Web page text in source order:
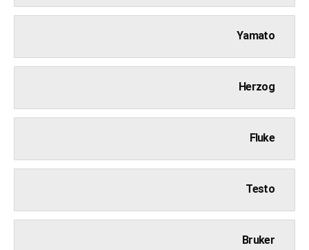
Yamato
Herzog
Fluke
Testo
Bruker